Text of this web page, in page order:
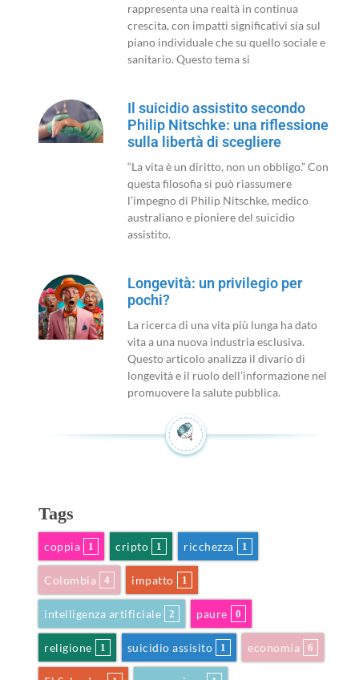
rappresenta una realtà in continua
crescita, con impatti significativi sia sul
piano individuale che su quello sociale e
sanitario. Questo tema si
Il suicidio assistito secondo
Philip Nitschke: una riflessione
sulla libertà di scegliere
“La vita è un diritto, non un obbligo.” Con
questa filosofia si può riassumere
l’impegno di Philip Nitschke, medico
australiano e pioniere del suicidio
assistito.
Longevità: un privilegio per
pochi?
La ricerca di una vita più lunga ha dato
vita a una nuova industria esclusiva.
Questo articolo analizza il divario di
longevità e il ruolo dell’informazione nel
promuovere la salute pubblica.
Tags
coppia 1 cripto 1 ricchezza 1
Colombia 4 impatto 1
intelligenza artificiale 2 paure 0
religione 1 suicidio assisito 1 economia 6